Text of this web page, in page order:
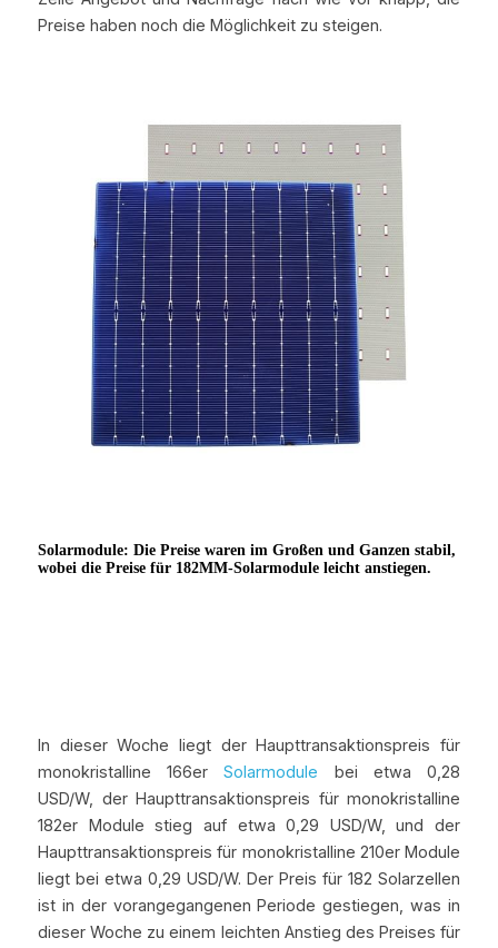
Preise haben noch die Möglichkeit zu steigen.
In dieser Woche liegt der Haupttransaktionspreis für
monokristalline 166er Solarmodule bei etwa 0,28
USD/W, der Haupttransaktionspreis für monokristalline
182er Module stieg auf etwa 0,29 USD/W, und der
Haupttransaktionspreis für monokristalline 210er Module
liegt bei etwa 0,29 USD/W. Der Preis für 182 Solarzellen
ist in der vorangegangenen Periode gestiegen, was in
dieser Woche zu einem leichten Anstieg des Preises für